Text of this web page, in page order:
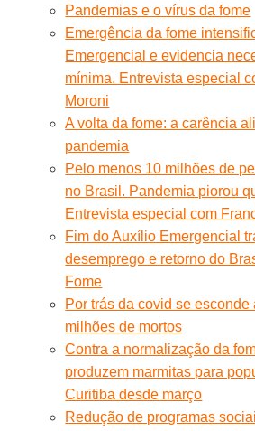
Pandemias e o vírus da fome
Emergência da fome
Emergencial e evidencia
mínima. Entrevista especial
Moroni
A volta da fome: a carência
pandemia
Pelo menos 10 milhões de
no Brasil. Pandemia piorou
Entrevista especial com
Fim do Auxílio Emergencial
desemprego e retorno do
Fome
Por trás da covid se esconde
milhões de mortos
Contra a normalização da
produzem marmitas para
Curitiba desde março
Redução de programas